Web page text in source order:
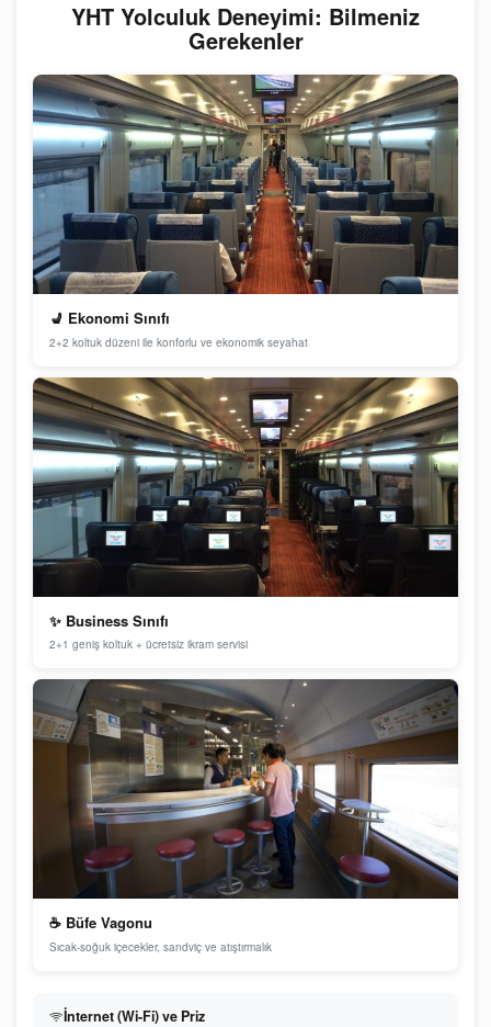
YHT Yolculuk Deneyimi: Bilmeniz
Gerekenler
💺 Ekonomi Sınıfı
2+2 koltuk düzeni ile konforlu ve ekonomik seyahat
✨ Business Sınıfı
2+1 geniş koltuk + ücretsiz ikram servisi
☕ Büfe Vagonu
Sıcak-soğuk içecekler, sandviç ve atıştırmalık
İnternet (Wi-Fi) ve Priz